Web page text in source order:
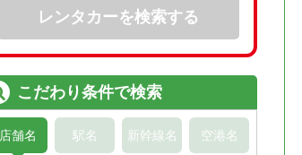
レンタカーを検索する
こだわり条件で検索
店舗名 駅名 新幹線名 空港名